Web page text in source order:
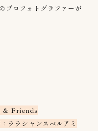
プロフォトグラファーが
& Friends
ララシャンスベルアミ